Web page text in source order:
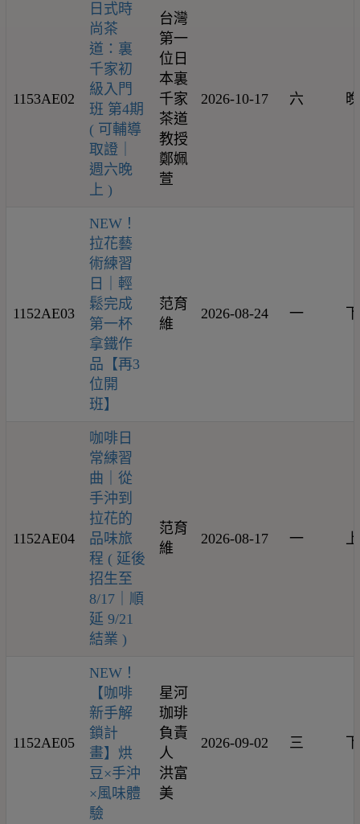
1153AE02
日式時
尚茶
道：裏
千家初
級入門
班 第4期
( 可輔導
取證｜
週六晚
上 )
台灣
第一
位日
本裏
千家
茶道
教授
鄭姵
萱
2026-10-17 六
1152AE03
NEW！
拉花藝
術練習
日｜輕
鬆完成
第一杯
拿鐵作
品【再3
位開
班】
范育
維
2026-08-24 一
1152AE04
咖啡日
常練習
曲｜從
手沖到
拉花的
品味旅
程 ( 延後
招生至
8/17｜順
延 9/21
結業 )
范育
維
2026-08-17 一
1152AE05
NEW！
【咖啡
新手解
鎖計
畫】烘
豆×手沖
×風味體
驗
星河
珈琲
負責
人
洪富
美
2026-09-02 三